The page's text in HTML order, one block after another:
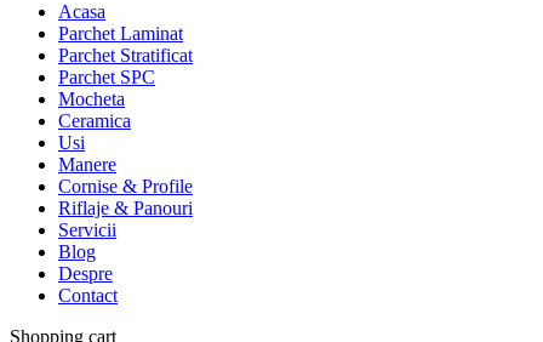
Acasa
Parchet Laminat
Parchet Stratificat
Parchet SPC
Mocheta
Ceramica
Usi
Manere
Cornise & Profile
Riflaje & Panouri
Servicii
Blog
Despre
Contact
Shopping cart